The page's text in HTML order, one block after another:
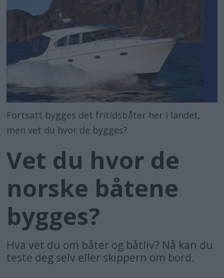
Logg inn
Fortsatt bygges det fritidsbåter her i landet,
men vet du hvor de bygges?
Vet du hvor de
norske båtene
bygges?
Hva vet du om båter og båtliv? Nå kan du
teste deg selv eller skippern om bord.